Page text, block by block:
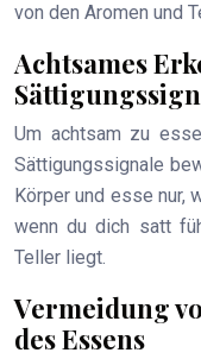
von den Aromen und
Achtsames
Um achtsam zu
Sättigungssignale
Körper und esse nur,
wenn du dich satt
Teller liegt.
Vermeidung
des Essens